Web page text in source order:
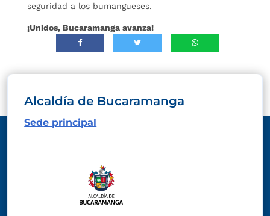
seguridad a los bumangueses.
¡Unidos, Bucaramanga avanza!
Alcaldía de Bucaramanga
Sede principal